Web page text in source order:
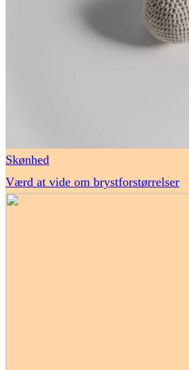
Skønhed
Værd at vide om brystforstørrelser